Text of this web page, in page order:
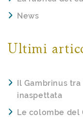
News
Ultimi
Il Gambrinus
inaspettata
Le colombe del